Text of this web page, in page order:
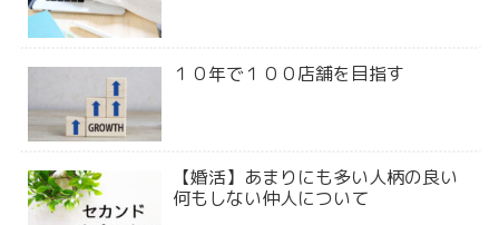
１０年で１００店舗を目指す
【婚活】あまりにも多い人柄の良い
何もしない仲人について